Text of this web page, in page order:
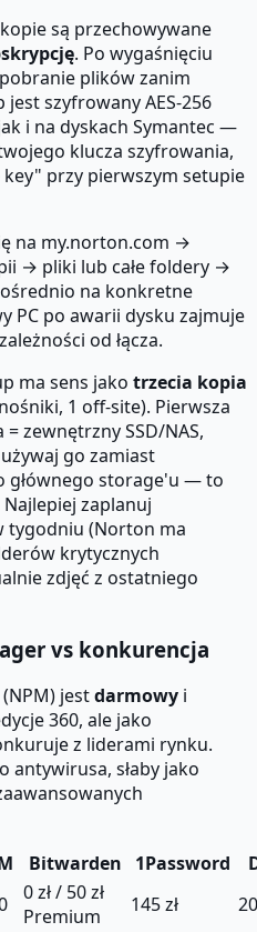
są przechowywane
. Po wygaśnięciu
plików zanim
szyfrowany AES-256
i na dyskach Symantec —
klucza szyfrowania,
key" przy pierwszym setupie
na my.norton.com →
→ pliki lub całe foldery →
na konkretne
PC po awarii dysku zajmuje
od łącza.
ma sens jako trzecia kopia
1 off-site). Pierwsza
zewnętrzny SSD/NAS,
go zamiast
głównego storage'u — to
zaplanuj
tygodniu (Norton ma
krytycznych
zdjęć z ostatniego
vs konkurencja
jestdarmowy i
360, ale jako
z liderami rynku.
antywirusa, słaby jako
Bitwarden 1Password
0 zł / 50 zł
Premium
145 zł